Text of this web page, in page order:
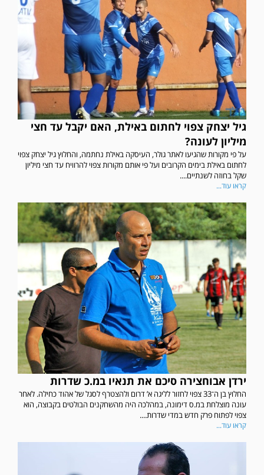
גיל יצחק צפוי לחתום באילת, האם יקבל עד חצי
מיליון לעונה?
על פי מקורות שהגיעו לאתר גולר, העיסקה באילת נחתמה, והחלוץ גיל יצחק צפוי
לחתום באילת בימים הקרובים ועל פי אותם מקורות צפוי להרוויח עד חצי מיליון
שקל בחוזה לשנתיים....
קראו עוד...
ירדן אבוחצירה סיכם את תנאיו במ.כ שדרות
החלוץ בן ה־33 צפוי לחזור לליגה א’ דרום ולהצטרף לסגל של אהוד כחילה. לאחר
עונה מוצלחת במ.ס דימונה, במהלכה היה מהשחקנים הבולטים בקבוצה, הוא
צפוי לפתוח פרק חדש במדי שדרות....
קראו עוד...